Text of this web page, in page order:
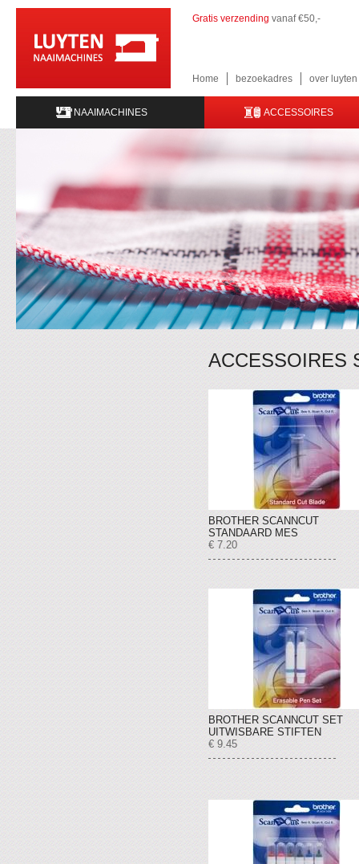
Gratis verzending vanaf €50,-
Home bezoekadres over
NAAIMACHINES ACCESSOIRES
ACCESSOIRES
BROTHER SCANNCUT
STANDAARD MES
€ 7.20
BROTHER SCANNCUT SET
UITWISBARE STIFTEN
€ 9.45